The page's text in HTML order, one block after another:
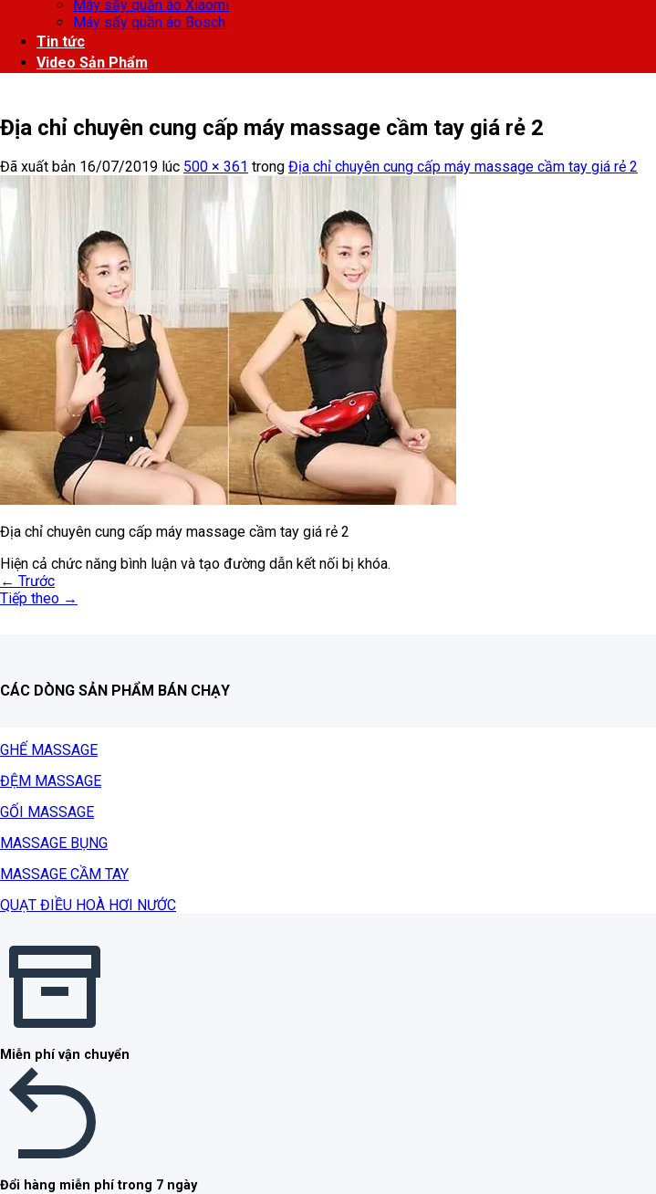
Máy sấy quần áo Xiaomi
Máy sấy quần áo Bosch
Tin tức
Video Sản Phẩm
Địa chỉ chuyên cung cấp máy massage cầm tay giá rẻ 2
Đã xuất bản 16/07/2019 lúc 500 × 361 trong Địa chỉ chuyên cung cấp máy massage cầm tay giá rẻ 2
Địa chỉ chuyên cung cấp máy massage cầm tay giá rẻ 2
Hiện cả chức năng bình luận và tạo đường dẫn kết nối bị khóa.
← Trước
Tiếp theo →
CÁC DÒNG SẢN PHẨM BÁN CHẠY
GHẾ MASSAGE
ĐỆM MASSAGE
GỐI MASSAGE
MASSAGE BỤNG
MASSAGE CẦM TAY
QUẠT ĐIỀU HOÀ HƠI NƯỚC
Miễn phí vận chuyển
Đổi hàng miễn phí trong 7 ngày